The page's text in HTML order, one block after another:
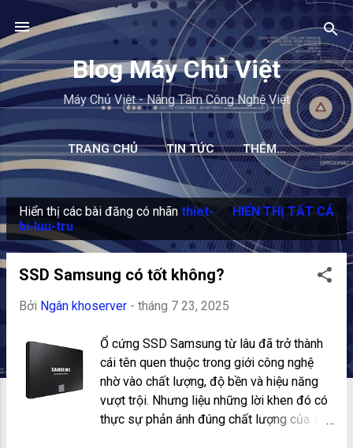
Chuyển đến nội dung chính
Blog Máy Chủ Việt
Máy Chủ Việt - Nâng Tầm Công Nghệ Việt
TRANG CHỦ TIN TỨC THÊM…
B
à
Hiển thị các bài đăng có nhãn thiet-
bi-luu-tru
HIỂN THỊ TẤT CẢ
SSD Samsung có tốt không?
Bởi Ngân khoserver - tháng 7 23, 2025
Ổ cứng SSD Samsung từ lâu đã trở thành
cái tên quen thuộc trong giới công nghệ
nhờ vào chất lượng, độ bền và hiệu năng
vượt trội. Nhưng liệu những lời khen đó có
thực sự phản ánh đúng chất lượng của sản